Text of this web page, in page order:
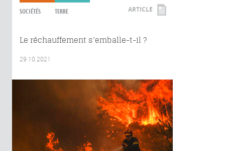
SOCIÉTÉS TERRE ARTICLE
Le réchauffement s’emballe-t-il ?
29.10.2021